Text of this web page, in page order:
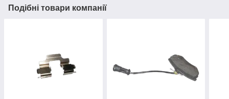
Подібні товари компанії